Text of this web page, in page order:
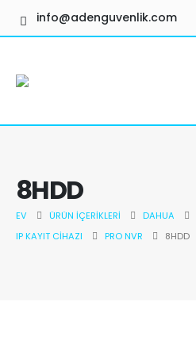
info@adenguvenlik.com
8HDD
EV ÜRÜN İÇERIKLERI DAHUA
IP KAYIT CIHAZI
PRO NVR 8HDD